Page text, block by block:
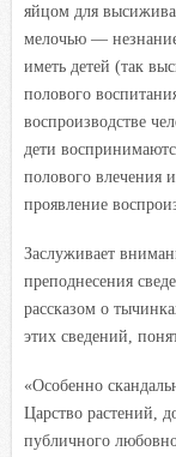
яйцом для
мелочью —
иметь детей (так
полового
воспроизводстве
дети
полового влечения
проявление
Заслуживает
преподнесения
рассказом о
этих сведений,
«Особенно
Царство растений,
публичного